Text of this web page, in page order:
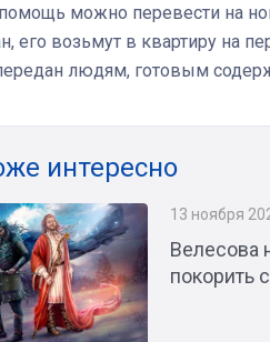
можно перевести на
его возьмут в квартиру на
людям, готовым
интересно
13 ноября
Велесова
покорить